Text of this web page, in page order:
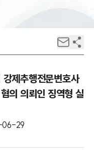
제추행전문변호사
의 의뢰인 징역형 실
06-29